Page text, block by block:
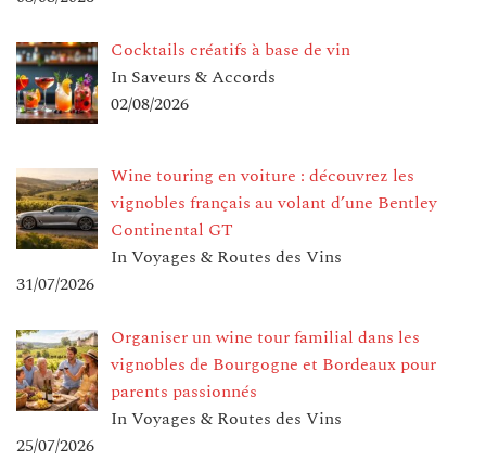
Cocktails créatifs à base de vin
In Saveurs & Accords
02/08/2026
Wine touring en voiture : découvrez les
vignobles français au volant d’une Bentley
Continental GT
In Voyages & Routes des Vins
31/07/2026
Organiser un wine tour familial dans les
vignobles de Bourgogne et Bordeaux pour
parents passionnés
In Voyages & Routes des Vins
25/07/2026